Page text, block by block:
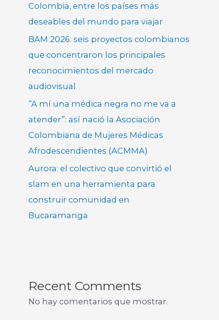
Colombia, entre los países más
deseables del mundo para viajar
BAM 2026: seis proyectos colombianos
que concentraron los principales
reconocimientos del mercado
audiovisual
“A mí una médica negra no me va a
atender”: así nació la Asociación
Colombiana de Mujeres Médicas
Afrodescendientes (ACMMA)
Aurora: el colectivo que convirtió el
slam en una herramienta para
construir comunidad en
Bucaramanga
Recent Comments
No hay comentarios que mostrar.